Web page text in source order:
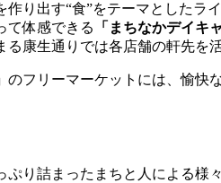
り出す“食”をテーマとしたラ
て体感できる
「まちなかデイキ
る康生通りでは各店舗の軒先を
のフリーマーケットには、愉快
り詰まったまちと人による様